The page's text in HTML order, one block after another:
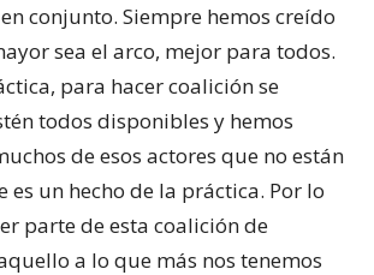
conjunto. Siempre hemos creído
sea el arco, mejor para todos.
para hacer coalición se
todos disponibles y hemos
de esos actores que no están
es un hecho de la práctica. Por lo
parte de esta coalición de
a lo que más nos tenemos